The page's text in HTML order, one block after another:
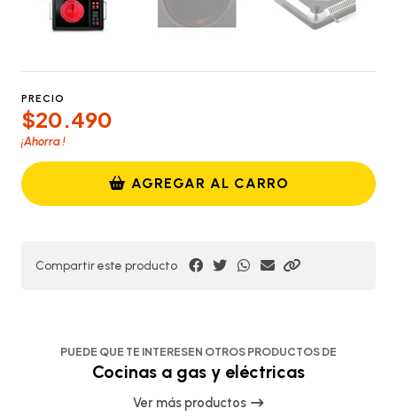
PRECIO
$20.490
¡Ahorra!
AGREGAR AL CARRO
Compartir este producto
PUEDE QUE TE INTERESEN OTROS PRODUCTOS DE
Cocinas a gas y eléctricas
Ver más productos